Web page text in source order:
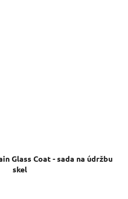
Glass Coat - sada na údržbu
skel